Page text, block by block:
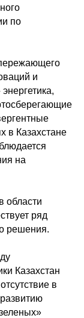
по
и
в Казахстане
на
области
ряд
решения.
Казахстан
в